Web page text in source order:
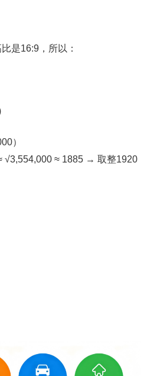
是16:9，所以：
）
√3,554,000 ≈ 1885 → 取整1920